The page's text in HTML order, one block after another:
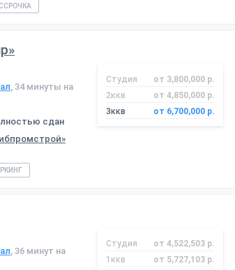
, 34 минуты на
сдан
Студия
от 3,800,000 р.
2ккв
от 4,850,000 р.
3ккв
от 6,700,000 р.
, 36 минут на
Студия
от 4,522,503 р.
1ккв
от 5,727,103 р.